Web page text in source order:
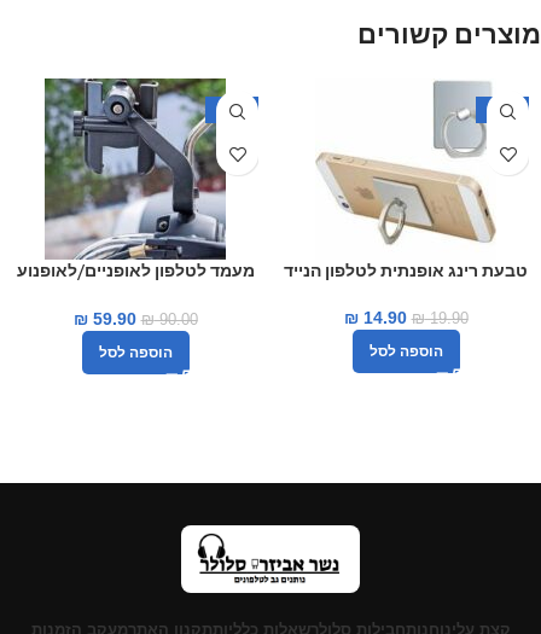
מוצרים קשורים
-25%
טבעת רינג אופנתית לטלפון הנייד
₪19.90
₪14.90
הוספה לסל
-33%
מעמד לטלפון לאופניים/לאופנוע
₪90.00
₪59.90
הוספה לסל
קצת עלינוחנותחבילות סלולרשאלות כלליותתקנון האתרמעקב הזמנות